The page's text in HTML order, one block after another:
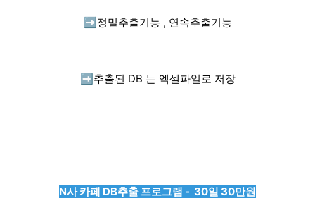
➡️ 정밀추출기능 , 연속추출기능
➡️ 추출된 DB 는 엑셀파일로 저장
N사 카페 DB추출 프로그램 - 30일 30만원